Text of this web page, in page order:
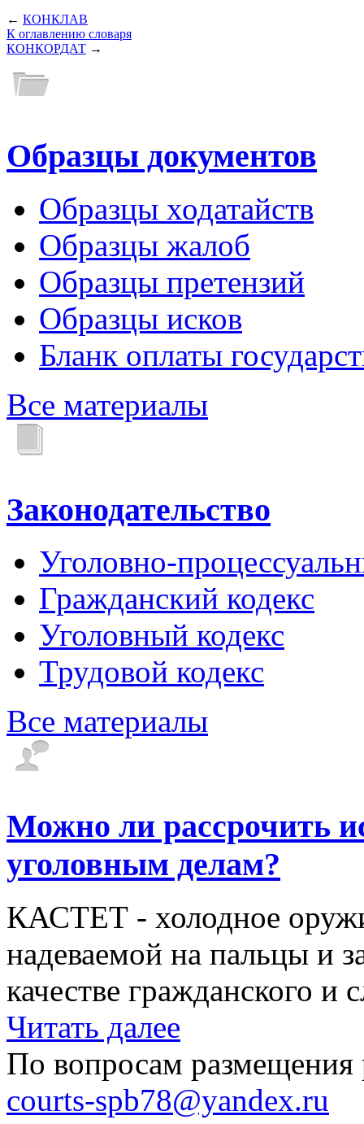
← КОНКЛАВ
К оглавлению словаря
КОНКОРДАТ →
Образцы документов
Образцы ходатайств
Образцы жалоб
Образцы претензий
Образцы исков
Бланк оплаты
Все материалы
Законодательство
Уголовно-
Гражданский кодекс
Уголовный кодекс
Трудовой кодекс
Все материалы
Можно ли рассрочить
уголовным делам?
КАСТЕТ - холодное
надеваемой на пальцы и
качестве гражданского
Читать далее
По вопросам размещения
courts-spb78@yandex.ru